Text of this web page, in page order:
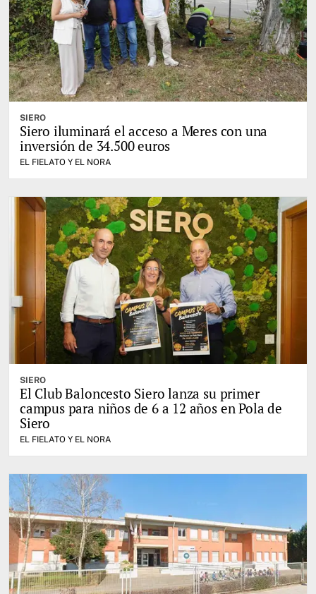
SIERO
Siero iluminará el acceso a Meres con una
inversión de 34.500 euros
EL FIELATO Y EL NORA
SIERO
El Club Baloncesto Siero lanza su primer
campus para niños de 6 a 12 años en Pola de
Siero
EL FIELATO Y EL NORA